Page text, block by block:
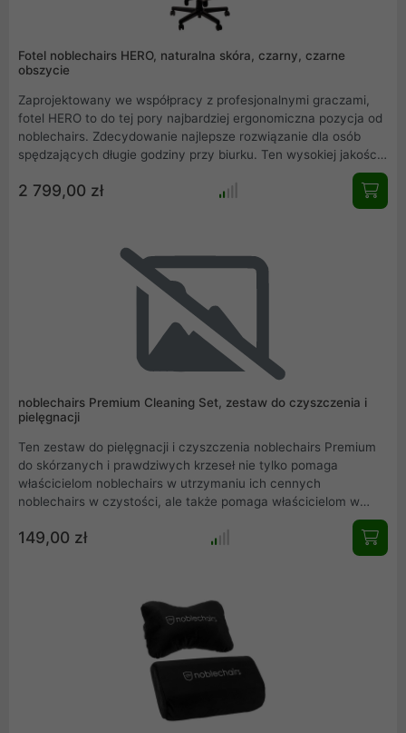
Fotel noblechairs HERO, naturalna skóra, czarny, czarne
obszycie
Zaprojektowany we współpracy z profesjonalnymi graczami,
fotel HERO to do tej pory najbardziej ergonomiczna pozycja od
noblechairs. Zdecydowanie najlepsze rozwiązanie dla osób
spędzających długie godziny przy biurku. Ten wysokiej jakości
fotel korzysta ze zintegrowanej technologii regulacji podparcia
dla lędźwi dzięki czemu można go w pełni dostosować do
indywidualnych potrzeb. Ten model HERO to wersja czarna ze
2 799,00 zł
noblechairs Premium Cleaning Set, zestaw do czyszczenia i
pielęgnacji
Ten zestaw do pielęgnacji i czyszczenia noblechairs Premium
do skórzanych i prawdziwych krzeseł nie tylko pomaga
właścicielom noblechairs w utrzymaniu ich cennych
noblechairs w czystości, ale także pomaga właścicielom w
utrzymaniu swojego fotela do gier noblechairs tak długo jak to
tylko możliwe - jednocześnie pomaga zachować ten fabrycznie
149,00 zł